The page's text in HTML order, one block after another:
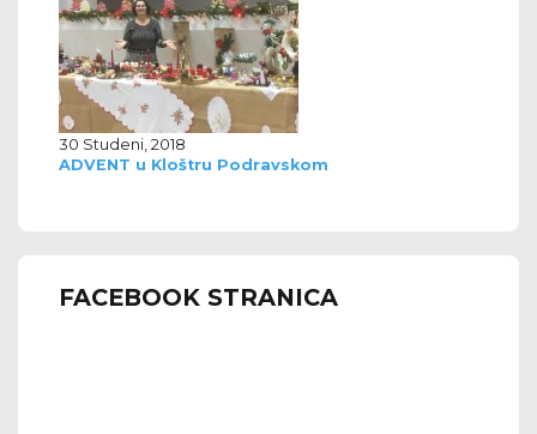
30 Studeni, 2018
ADVENT u Kloštru Podravskom
FACEBOOK STRANICA